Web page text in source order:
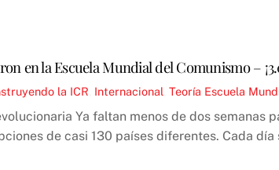
en la Escuela Mundial del Comunismo –
la ICR Internacional ,Teoría Escuela
Ya faltan menos de dos semanas
de casi 130 países diferentes. Cada